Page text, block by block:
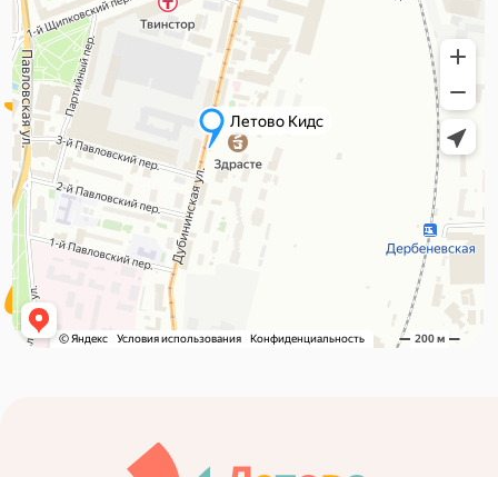
115054, г. Москва, муниципальный округ Даниловский,
ул. Дубининская, д. 59А, помещение 18Н
Тел. +7 495 568-41-44